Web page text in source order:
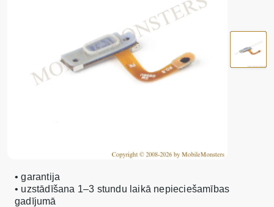
• garantija
• uzstādīšana 1–3 stundu laikā nepieciešamības
gadījumā